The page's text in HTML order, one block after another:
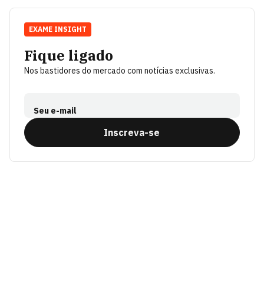
Fique ligado
Nos bastidores do mercado com notícias exclusivas.
Seu e-mail
Inscreva-se
EXAME INSIGHT